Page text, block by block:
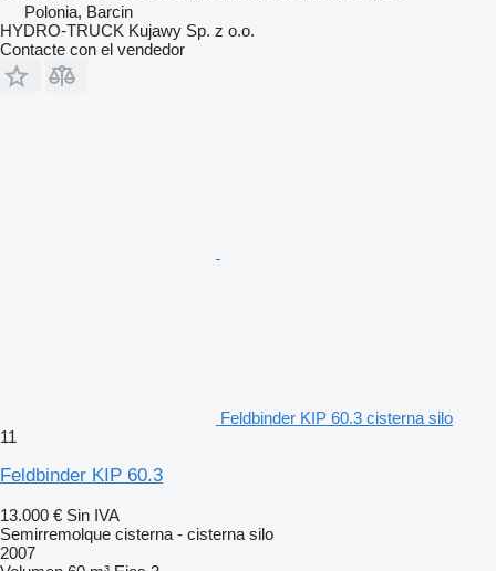
Polonia, Barcin
HYDRO-TRUCK Kujawy Sp. z o.o.
Contacte con el vendedor
Feldbinder KIP 60.3 cisterna silo
11
Feldbinder KIP 60.3
13.000 € Sin IVA
Semirremolque cisterna - cisterna silo
2007